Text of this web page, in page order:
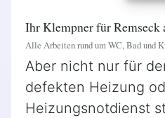
Ihr Klempner für Remseck
Alle Arbeiten rund um WC, Bad und
Aber nicht nur für
defekten Heizung
Heizungsnotdienst